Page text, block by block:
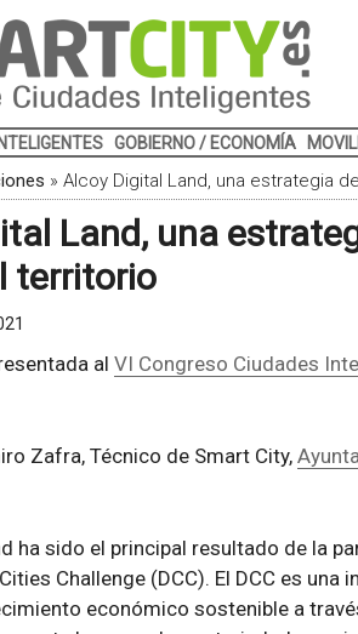
GOBIERNO / ECONOMÍA
» Alcoy Digital Land, una estrategia
Land, una
territorio
al VI Congreso Ciudades
Zafra, Técnico de Smart City,
ha sido el principal resultado de la
Challenge (DCC). El DCC es una
económico sostenible a